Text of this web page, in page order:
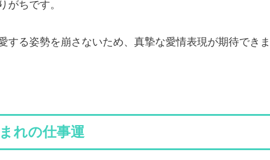
がちです。
する姿勢を崩さないため、真摯な愛情表現が期待できま
れの仕事運